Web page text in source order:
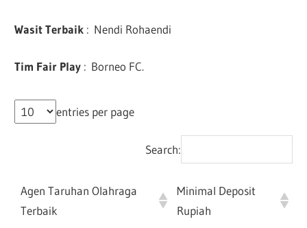
Wasit Terbaik : Nendi Rohaendi
Tim Fair Play : Borneo FC.
entries per page
Search:
Agen Taruhan Olahraga
Terbaik
Minimal Deposit
Rupiah